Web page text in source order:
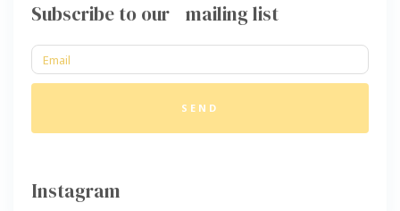
Subscribe to our mailing list
SEND
Instagram